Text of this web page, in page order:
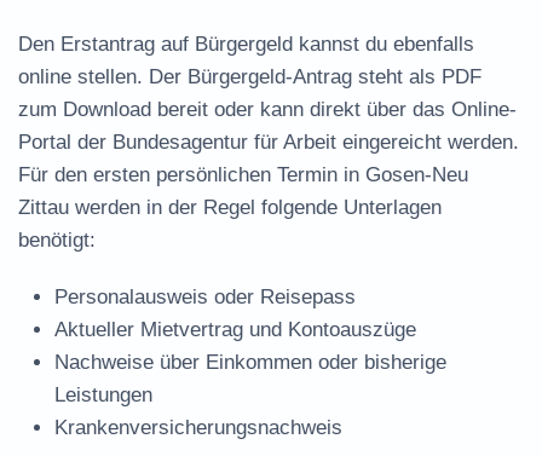
Den Erstantrag auf Bürgergeld kannst du ebenfalls
online stellen. Der Bürgergeld-Antrag steht als PDF
zum Download bereit oder kann direkt über das Online-
Portal der Bundesagentur für Arbeit eingereicht werden.
Für den ersten persönlichen Termin in Gosen-Neu
Zittau werden in der Regel folgende Unterlagen
benötigt:
Personalausweis oder Reisepass
Aktueller Mietvertrag und Kontoauszüge
Nachweise über Einkommen oder bisherige
Leistungen
Krankenversicherungsnachweis